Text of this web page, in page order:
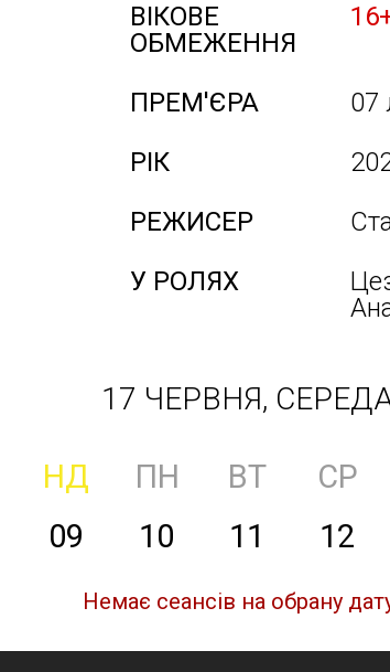
ВІКОВЕ
ОБМЕЖЕННЯ
ПРЕМ'ЄРА
07
РІК
РЕЖИСЕР
У РОЛЯХ
17 ЧЕРВНЯ,
НД ПН ВТ СР
09 10 11 12
Немає сеансів на обрану